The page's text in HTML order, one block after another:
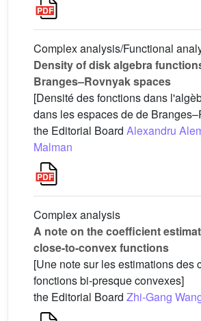
Complex analysis/Functional
Density of disk algebra
Branges–Rovnyak spaces
[Densité des fonctions dans
dans les espaces de de
the Editorial Board Alexandru
Malman
Complex analysis
A note on the coefficient
close-to-convex functions
[Une note sur les estimations des
fonctions bi-presque convexes]
the Editorial Board Zhi-Gang